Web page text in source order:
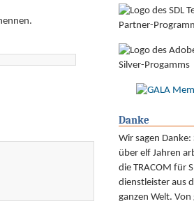
Danke
Wir sagen Danke:
über elf Jahren
die TRACOM für
dienst­leister aus
ganzen Welt. Von